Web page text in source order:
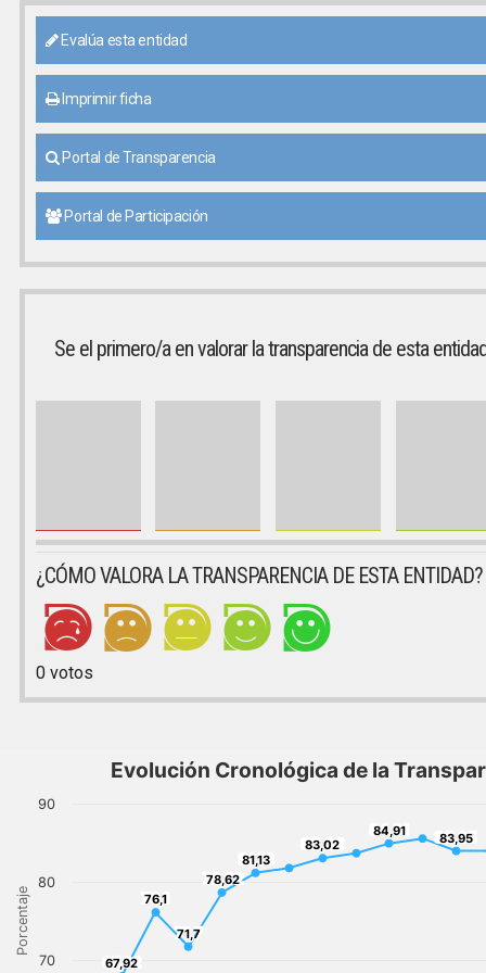
Evalúa esta entidad
Imprimir ficha
Portal de Transparencia
Portal de Participación
Se el primero/a en valorar la transparencia de esta
¿CÓMO VALORA LA TRANSPARENCIA DE ESTA ENTIDAD?
0votos
Porcentaje
Evolución Cronológica de la
67,92
67,92
76,1
76,1
71,7
71,7
78,62
78,62
81,13
81,13
83,02
83,02
84,91
84,91 83,95
83,95
70
80
90